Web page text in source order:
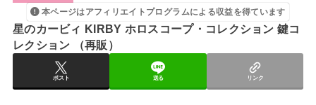
本ページはアフィリエイトプログラムによる収益を得ています
星のカービィ KIRBY ホロスコープ・コレクション 鍵コ
レクション （再販）
ポスト 送る リンク